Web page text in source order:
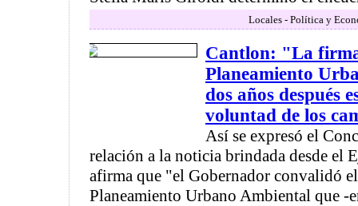
Locales - Política y
Cantlon: "La
Planeamiento
dos años después
voluntad de los
Así se expresó el
relación a la noticia brindada desde el
afirma que "el Gobernador convalidó
Planeamiento Urbano Ambiental que -